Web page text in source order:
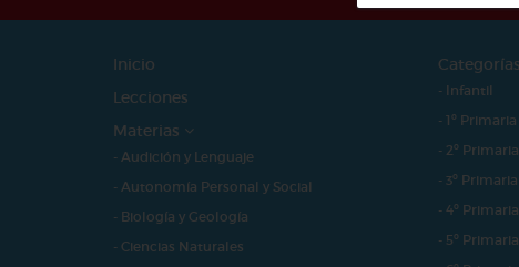
Inicio
Lecciones
Materias
- Audición y Lenguaje
- Autonomía Personal y Social
- Biología y Geología
- Ciencias Naturales
Categorías
- Infantil
- 1º
- 2º
- 3º
- 4º
- 5º